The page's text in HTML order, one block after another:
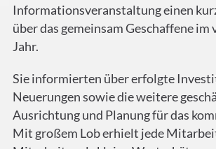
Informationsveranstaltung einen
über das gemeinsam Geschaffene im
Jahr.
Sie informierten über erfolgte
Neuerungen sowie die weitere
Ausrichtung und Planung für das
Mit großem Lob erhielt jede